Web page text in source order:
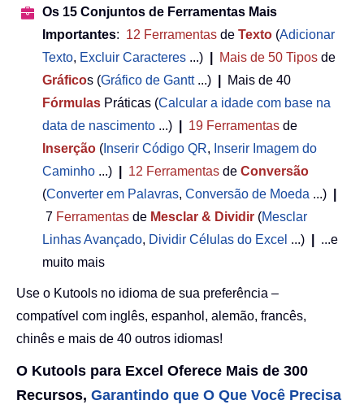
Os 15 Conjuntos de Ferramentas Mais
Importantes: 12 Ferramentas de Texto (Adicionar
Texto, Excluir Caracteres ...) Mais de 50 Tipos de
Gráficos (Gráfico de Gantt...)
Mais de 40
Fórmulas Práticas (Calcular a idade com base na
data de nascimento ...) 19 Ferramentas de
Inserção ( Inserir Código QR, Inserir Imagem do
Caminho ...) 12 Ferramentas de Conversão
(Converter em Palavras, Conversão de Moeda ...)
7 Ferramentas de Mesclar & Dividir (Mesclar
Linhas Avançado, Dividir Células do Excel ...)
...e
muito mais
Use o Kutools no idioma de sua preferência –
compatível com inglês, espanhol, alemão, francês,
chinês e mais de 40 outros idiomas!
O Kutools para Excel Oferece Mais de 300
Recursos, Garantindo que O Que Você Precisa